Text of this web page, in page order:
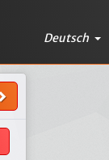
Deutsch